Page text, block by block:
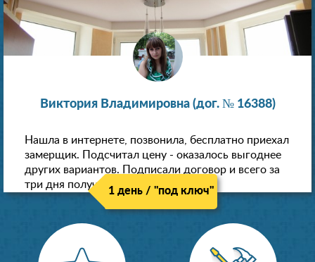
Виктория Владимировна (дог. № 16388)
Нашла в интернете, позвонила, бесплатно приехал
замерщик. Подсчитал цену - оказалось выгоднее
других вариантов. Подписали договор и всего за
три дня получили новые потолки!
1 день / "под ключ"